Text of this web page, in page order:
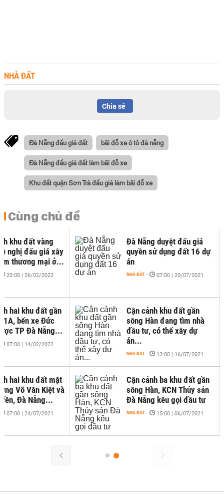
NHÀ ĐẤT
Chia sẻ
Đà Nẵng đấu giá đất bãi đỗ xe ô tô đà nẵng
Đà Nẵng đấu giá đất làm bãi đỗ xe
Khu đất quận Sơn Trà đấu giá làm bãi đỗ xe
Cùng chủ đề
khu đất vàng
nghị đấu giá xây
thương mại ở...
20:00 | 26/02/2022
hai khu đất gần
1A, bến xe Đức
TP Đà Nẵng...
07:00 | 14/02/2022
hai khu đất mặt
Võ Văn Kiệt và
Đà Nẵng...
07:00 | 24/07/2021
Đà Nẵng duyệt đấu giá
quyền sử dụng đất 16 dự
án
NHÀ ĐẤT - 07:00 | 20/07/2021
Cận cảnh khu đất gần
sông Hàn đang tìm nhà
đầu tư, có thể xây dự
án...
NHÀ ĐẤT - 13:00 | 16/07/2021
Cận cảnh ba khu đất gần
sông Hàn, KCN Thủy sản
Đà Nẵng kêu gọi đầu tư
NHÀ ĐẤT - 15:00 | 06/07/2021